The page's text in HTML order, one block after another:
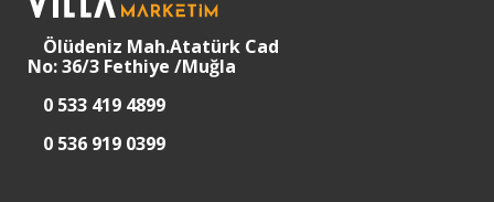
Ölüdeniz Mah.Atatürk Cad
No: 36/3 Fethiye /Muğla
0 533 419 4899
0 536 919 0399